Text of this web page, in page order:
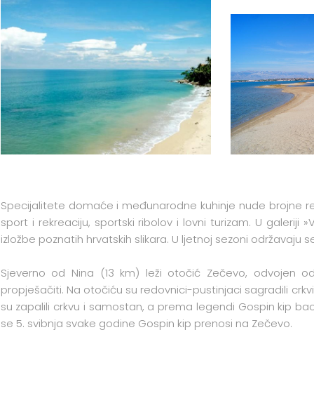
Specijalitete domaće i međunarodne kuhinje nude brojne
sport i rekreaciju, sportski ribolov i lovni turizam. U galeriji
izložbe poznatih hrvatskih slikara. U ljetnoj sezoni održavaju
Sjeverno od Nina (13 km) leži otočić Zečevo, odvojen
propješačiti. Na otočiću su redovnici-pustinjaci sagradili
su zapalili crkvu i samostan, a prema legendi Gospin kip
se 5. svibnja svake godine Gospin kip prenosi na Zečevo.